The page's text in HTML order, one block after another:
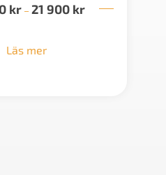
kr – 21 900 krPrisintervall:
Läs mer